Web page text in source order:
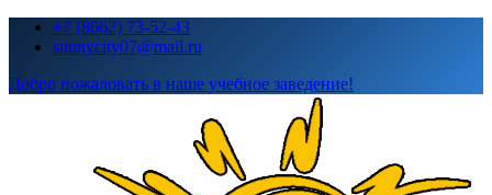
Перейти+7 (8662) 73-52-43
sunnycity07@mail.ru
Добро пожаловать в наше учебное заведение!